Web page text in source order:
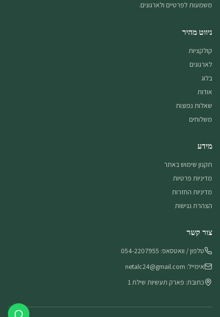
משמעות לפרטיים ולארגונים.
ניווט מהיר
קולקציות
לארגונים
בלוג
אודות
שאלות נפוצות
משלוחים
מידע
תקנון שימוש באתר
מדיניות פרטיות
מדיניות החזרות
הצהרת נגישות
צור קשר
טלפון / וואטסאפ: 054-2207955
אימייל: netalc24@gmail.com
כתובת: פארק תעשיות שילת 1